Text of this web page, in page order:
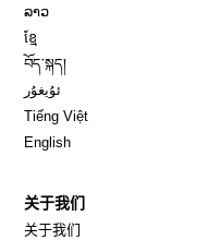
ລາວ
ខ្មែ
བོད་སྐད།
ئۇيغۇر
Tiếng Việt
English
关于我们
关于我们